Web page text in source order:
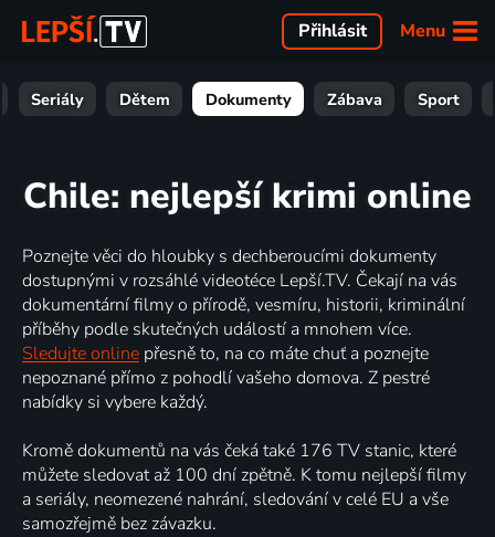
Menu
Přihlásit
Seriály Dětem Dokumenty Zábava Sport
Chile: nejlepší krimi online
Poznejte věci do hloubky s dechberoucími dokumenty
dostupnými v rozsáhlé videotéce Lepší.TV. Čekají na vás
dokumentární filmy o přírodě, vesmíru, historii, kriminální
příběhy podle skutečných událostí a mnohem více.
Sledujte online přesně to, na co máte chuť a poznejte
nepoznané přímo z pohodlí vašeho domova. Z pestré
nabídky si vybere každý.
Kromě dokumentů na vás čeká také 176 TV stanic, které
můžete sledovat až 100 dní zpětně. K tomu nejlepší filmy
a seriály, neomezené nahrání, sledování v celé EU a vše
samozřejmě bez závazku.